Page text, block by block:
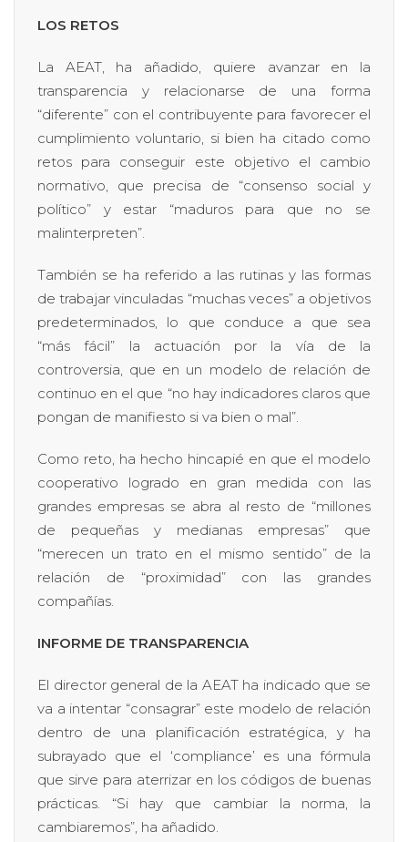
LOS RETOS
La AEAT, ha añadido, quiere avanzar en la
transparencia y relacionarse de una forma
“diferente” con el contribuyente para favorecer el
cumplimiento voluntario, si bien ha citado como
retos para conseguir este objetivo el cambio
normativo, que precisa de “consenso social y
político” y estar “maduros para que no se
malinterpreten”.
También se ha referido a las rutinas y las formas
de trabajar vinculadas “muchas veces” a objetivos
predeterminados, lo que conduce a que sea
“más fácil” la actuación por la vía de la
controversia, que en un modelo de relación de
continuo en el que “no hay indicadores claros que
pongan de manifiesto si va bien o mal”.
Como reto, ha hecho hincapié en que el modelo
cooperativo logrado en gran medida con las
grandes empresas se abra al resto de “millones
de pequeñas y medianas empresas” que
“merecen un trato en el mismo sentido” de la
relación de “proximidad” con las grandes
compañías.
INFORME DE TRANSPARENCIA
El director general de la AEAT ha indicado que se
va a intentar “consagrar” este modelo de relación
dentro de una planificación estratégica, y ha
subrayado que el ‘compliance’ es una fórmula
que sirve para aterrizar en los códigos de buenas
prácticas. “Si hay que cambiar la norma, la
cambiaremos”, ha añadido.